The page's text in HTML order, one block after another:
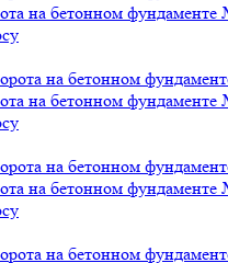
на бетонном фундаменте
на бетонном фундаменте
на бетонном фундаменте